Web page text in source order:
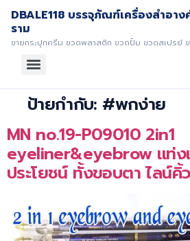
DBALE118 บรรจุภัณฑ์เครื่องสำอา
ราม
ขายกระปุกครีม ขวดพลาสติก ขวดปั้ม ขวดสเปรย์
ป้ายกำกับ: #พกง่าย
MN no.19-P09010 2in1
eyeliner&eyebrow แท่
ประโยชน์ ทั้งขอบตา ไลน์คิ้